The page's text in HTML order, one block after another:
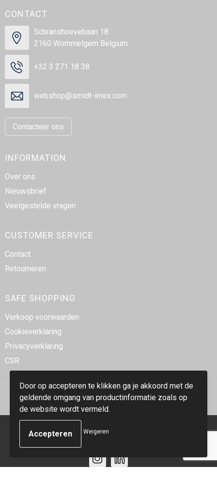
CONTACT
Schranshoevebaan 18
2160 Wommelgem Belgium
+32 3 271 18 38
webshop@smidt-imex.com
Contacteer ons
INFORMATION
Over ons
Nieuwsbrief
Veelgestelde vragen
CUSTOMER SERVICE
Contact
Retourneren
SAFE SHOPPING
Verkoop voorwaarden
Cookieverklaring
Privacyverklaring
CSR
© Copyright Smidt-Imex 2023
Door op accepteren te klikken ga je akkoord met de
geldende omgang van productinformatie zoals op
de website wordt vermeld.
Weigeren